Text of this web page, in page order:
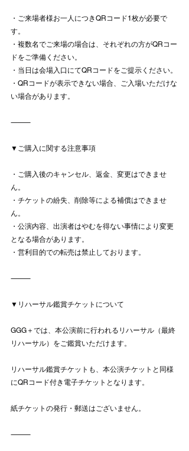
・ご来場者様お一人につきQRコード1枚が必要で
す。
・複数名でご来場の場合は、それぞれの方がQRコー
ドをご準備ください。
・当日は会場入口にてQRコードをご提示ください。
・QRコードが表示できない場合、ご入場いただけな
い場合があります。
⸻
▼ご購入に関する注意事項
・ご購入後のキャンセル、返金、変更はできませ
ん。
・チケットの紛失、削除等による補償はできませ
ん。
・公演内容、出演者はやむを得ない事情により変更
となる場合があります。
・営利目的での転売は禁止しております。
⸻
▼リハーサル鑑賞チケットについて
GGG＋では、本公演前に行われるリハーサル（最終
リハーサル）をご鑑賞いただけます。
リハーサル鑑賞チケットも、本公演チケットと同様
にQRコード付き電子チケットとなります。
紙チケットの発行・郵送はございません。
⸻